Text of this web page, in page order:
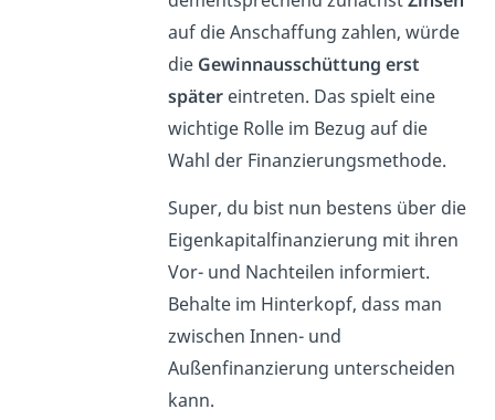
auf die Anschaffung zahlen, würde
die Gewinnausschüttung erst
später eintreten. Das spielt eine
wichtige Rolle im Bezug auf die
Wahl der Finanzierungsmethode.
Super, du bist nun bestens über die
Eigenkapitalfinanzierung mit ihren
Vor- und Nachteilen informiert.
Behalte im Hinterkopf, dass man
zwischen Innen- und
Außenfinanzierung unterscheiden
kann.